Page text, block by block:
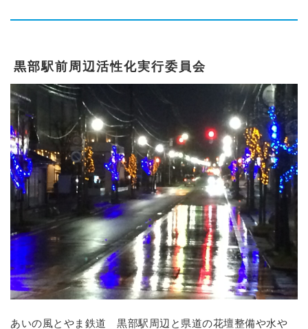
黒部駅前周辺活性化実行委員会
あいの風とやま鉄道 黒部駅周辺と県道の花壇整備や水や